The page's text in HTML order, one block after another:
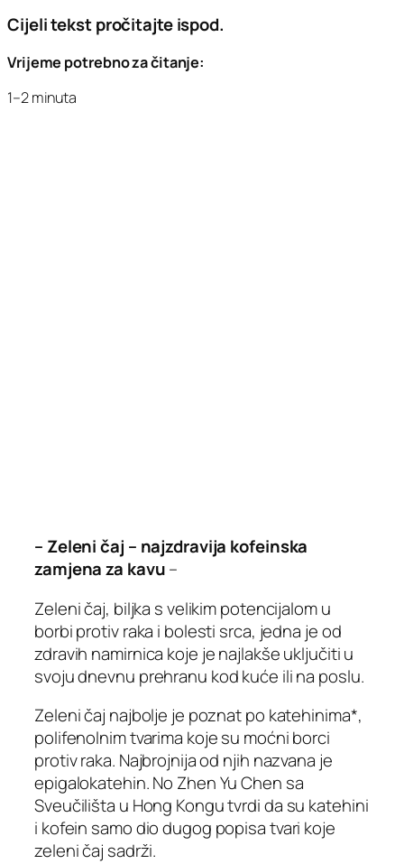
Cijeli tekst pročitajte ispod.
Vrijeme potrebno za čitanje:
1–2 minuta
– Zeleni čaj – najzdravija kofeinska
zamjena za kavu–
Zeleni čaj, biljka s velikim potencijalom u
borbi protiv raka i bolesti srca, jedna je od
zdravih namirnica koje je najlakše uključiti u
svoju dnevnu prehranu kod kuće ili na poslu.
Zeleni čaj najbolje je poznat po katehinima*,
polifenolnim tvarima koje su moćni borci
protiv raka. Najbrojnija od njih nazvana je
epigalokatehin. No Zhen Yu Chen sa
Sveučilišta u Hong Kongu tvrdi da su katehini
i kofein samo dio dugog popisa tvari koje
zeleni čaj sadrži.